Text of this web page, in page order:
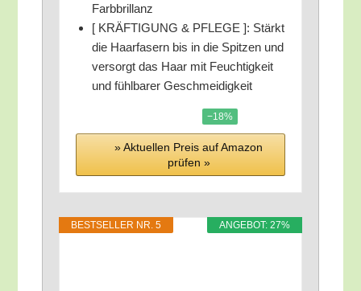
Farbbrillanz
[ KRÄFTIGUNG & PFLEGE ]: Stärkt
die Haar­fa­sern bis in die Spit­zen und
ver­sorgt das Haar mit Feuch­tig­keit
und fühl­ba­rer Geschmeidigkeit
−18%
» Aktu­el­len Preis auf Ama­zon
prü­fen »
ANGE­BOT: 27%
BEST­SEL­LER NR. 5